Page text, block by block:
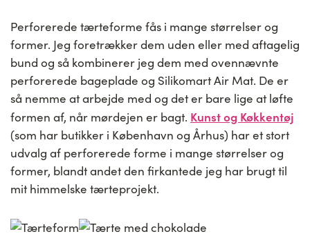
Perforerede tærteforme fås i mange størrelser og
former. Jeg foretrækker dem uden eller med aftagelig
bund og så kombinerer jeg dem med ovennævnte
perforerede bageplade og Silikomart Air Mat. De er
så nemme at arbejde med og det er bare lige at løfte
formen af, når mørdejen er bagt. Kunst og Køkkentøj
(som har butikker i København og Århus) har et stort
udvalg af perforerede forme i mange størrelser og
former, blandt andet den firkantede jeg har brugt til
mit himmelske tærteprojekt.